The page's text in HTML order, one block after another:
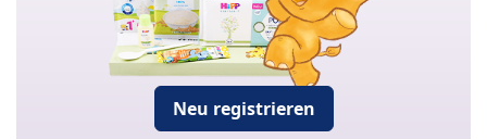
Neu registrieren